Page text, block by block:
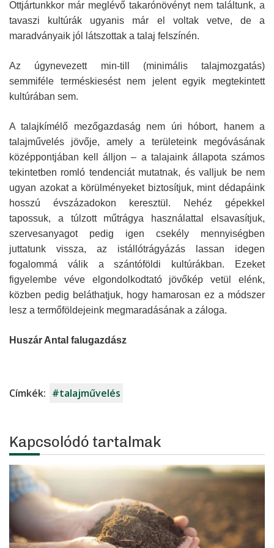
Ottjártunkkor már meglévő takarónövényt nem találtunk, a
tavaszi kultúrák ugyanis már el voltak vetve, de a
maradványaik jól látszottak a talaj felszínén.
Az úgynevezett min-till (minimális talajmozgatás)
semmiféle terméskiesést nem jelent egyik megtekintett
kultúrában sem.
A talajkímélő mezőgazdaság nem úri hóbort, hanem a
talajművelés jövője, amely a területeink megóvásának
középpontjában kell álljon – a talajaink állapota számos
tekintetben romló tendenciát mutatnak, és valljuk be nem
ugyan azokat a körülményeket biztosítjuk, mint dédapáink
hosszú évszázadokon keresztül. Nehéz gépekkel
tapossuk, a túlzott műtrágya használattal elsavasítjuk,
szervesanyagot pedig igen csekély mennyiségben
juttatunk vissza, az istállótrágyázás lassan idegen
fogalommá válik a szántóföldi kultúrákban. Ezeket
figyelembe véve elgondolkodtató jövőkép vetül elénk,
közben pedig beláthatjuk, hogy hamarosan ez a módszer
lesz a termőföldejeink megmaradásának a záloga.
Huszár Antal falugazdász
Címkék: #talajművelés
Kapcsolódó tartalmak